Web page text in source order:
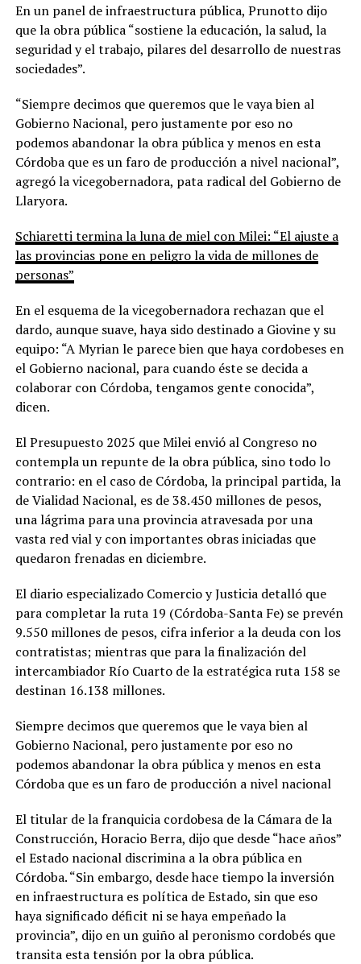
En un panel de infraestructura pública, Prunotto dijo
que la obra pública “sostiene la educación, la salud, la
seguridad y el trabajo, pilares del desarrollo de nuestras
sociedades”.
“Siempre decimos que queremos que le vaya bien al
Gobierno Nacional, pero justamente por eso no
podemos abandonar la obra pública y menos en esta
Córdoba que es un faro de producción a nivel nacional”,
agregó la vicegobernadora, pata radical del Gobierno de
Llaryora.
Schiaretti termina la luna de miel con Milei: “El ajuste a
las provincias pone en peligro la vida de millones de
personas”
En el esquema de la vicegobernadora rechazan que el
dardo, aunque suave, haya sido destinado a Giovine y su
equipo: “A Myrian le parece bien que haya cordobeses en
el Gobierno nacional, para cuando éste se decida a
colaborar con Córdoba, tengamos gente conocida”,
dicen.
El Presupuesto 2025 que Milei envió al Congreso no
contempla un repunte de la obra pública, sino todo lo
contrario: en el caso de Córdoba, la principal partida, la
de Vialidad Nacional, es de 38.450 millones de pesos,
una lágrima para una provincia atravesada por una
vasta red vial y con importantes obras iniciadas que
quedaron frenadas en diciembre.
El diario especializado Comercio y Justicia detalló que
para completar la ruta 19 (Córdoba-Santa Fe) se prevén
9.550 millones de pesos, cifra inferior a la deuda con los
contratistas; mientras que para la finalización del
intercambiador Río Cuarto de la estratégica ruta 158 se
destinan 16.138 millones.
Siempre decimos que queremos que le vaya bien al
Gobierno Nacional, pero justamente por eso no
podemos abandonar la obra pública y menos en esta
Córdoba que es un faro de producción a nivel nacional
El titular de la franquicia cordobesa de la Cámara de la
Construcción, Horacio Berra, dijo que desde “hace años”
el Estado nacional discrimina a la obra pública en
Córdoba. “Sin embargo, desde hace tiempo la inversión
en infraestructura es política de Estado, sin que eso
haya significado déficit ni se haya empeñado la
provincia”, dijo en un guiño al peronismo cordobés que
transita esta tensión por la obra pública.